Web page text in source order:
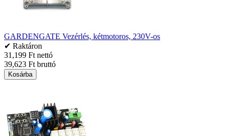
GARDENGATE Vezérlés, kétmotoros, 230V-os
✔ Raktáron
31,199 Ft nettó
39,623 Ft bruttó
Kosárba